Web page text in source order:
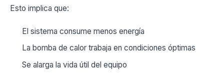
Esto implica que:
El sistema consume menos energía
La bomba de calor trabaja en condiciones óptimas
Se alarga la vida útil del equipo